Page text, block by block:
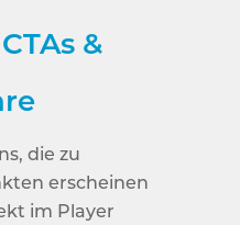
&
die zu
erscheinen
im Player